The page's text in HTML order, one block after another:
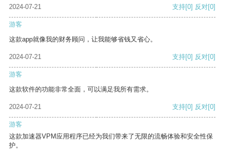
2024-07-21
支持[0] 反对[0]
游客
这款app就像我的财务顾问，让我能够省钱又省心。
2024-07-21 支持[0] 反对[0]
游客
这款软件的功能非常全面，可以满足我所有需求。
2024-07-21 支持[0] 反对[0]
游客
这款加速器VPM应用程序已经为我们带来了无限的流畅体验和安全性保
护。